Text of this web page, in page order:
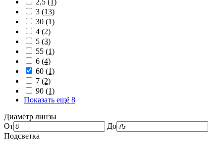
2,5 (1)
3 (13)
30 (1)
4 (2)
5 (3)
55 (1)
6 (4)
60 (1)
7 (2)
90 (1)
Показать ещё 8
Диаметр линзы
От
До
Подсветка